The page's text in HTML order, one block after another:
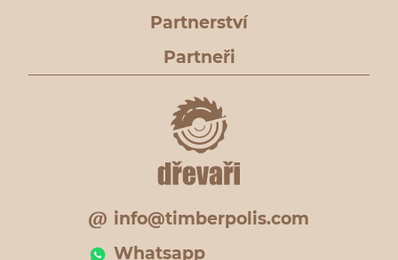
Partnerství
Partneři
info@timberpolis.com
Whatsapp